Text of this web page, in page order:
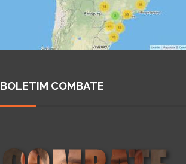
BOLETIM COMBATE